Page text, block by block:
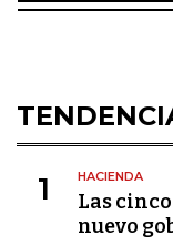
1 HACIENDA
Las
nuevo